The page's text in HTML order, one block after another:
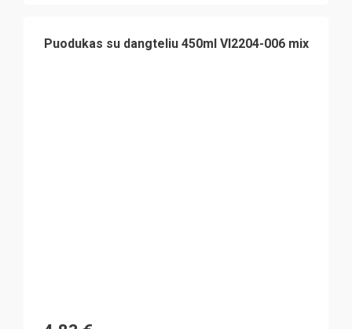
Puodukas su dangteliu 450ml VI2204-006 mix